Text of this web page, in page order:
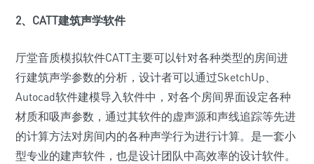
2、CATT建筑声学软件
厅堂音质模拟软件CATT主要可以针对各种类型的房间进
行建筑声学参数的分析，设计者可以通过SketchUp、
Autocad软件建模导入软件中，对各个房间界面设定各种
材质和吸声参数，通过其软件的虚声源和声线追踪等先进
的计算方法对房间内的各种声学行为进行计算。是一套小
型专业的建声软件，也是设计团队中高效率的设计软件。